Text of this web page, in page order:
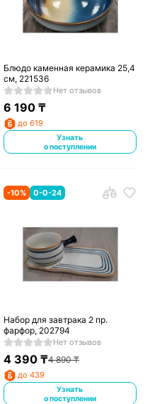
Блюдо каменная керамика 25,4
см, 221536
Нет отзывов
6 190 ₸
до 619
Узнать
о поступлении
-10% 0-0-24
Набор для завтрака 2 пр.
фарфор, 202794
Нет отзывов
4 390 ₸4 890₸
до 439
Узнать
о поступлении